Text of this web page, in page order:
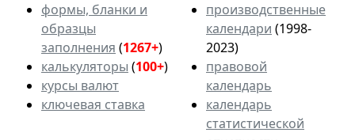
формы, бланки и
образцы
заполнения (1267+)
калькуляторы (100+)
курсы валют
ключевая ставка
производственные
календари (1998-
2023)
правовой
календарь
календарь
статистической